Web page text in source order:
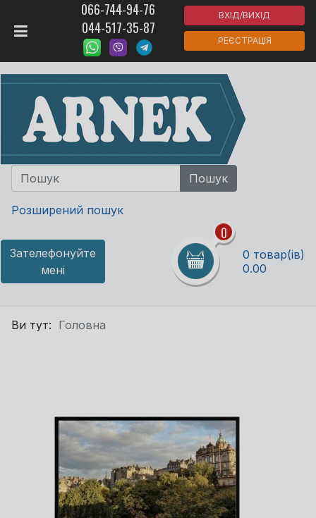
066-744-94-76
044-517-35-87
ВХІД/ВИХІД
РЕЄСТРАЦІЯ
Розширений пошук
Зателефонуйте
мені
0
0 товар(ів)
0.00
Ви тут: Головна